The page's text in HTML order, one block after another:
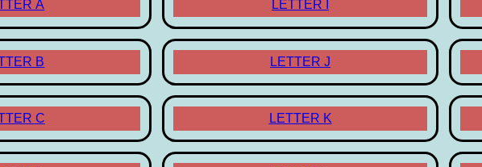
A
B
C
LETTER I
LETTER J
LETTER K